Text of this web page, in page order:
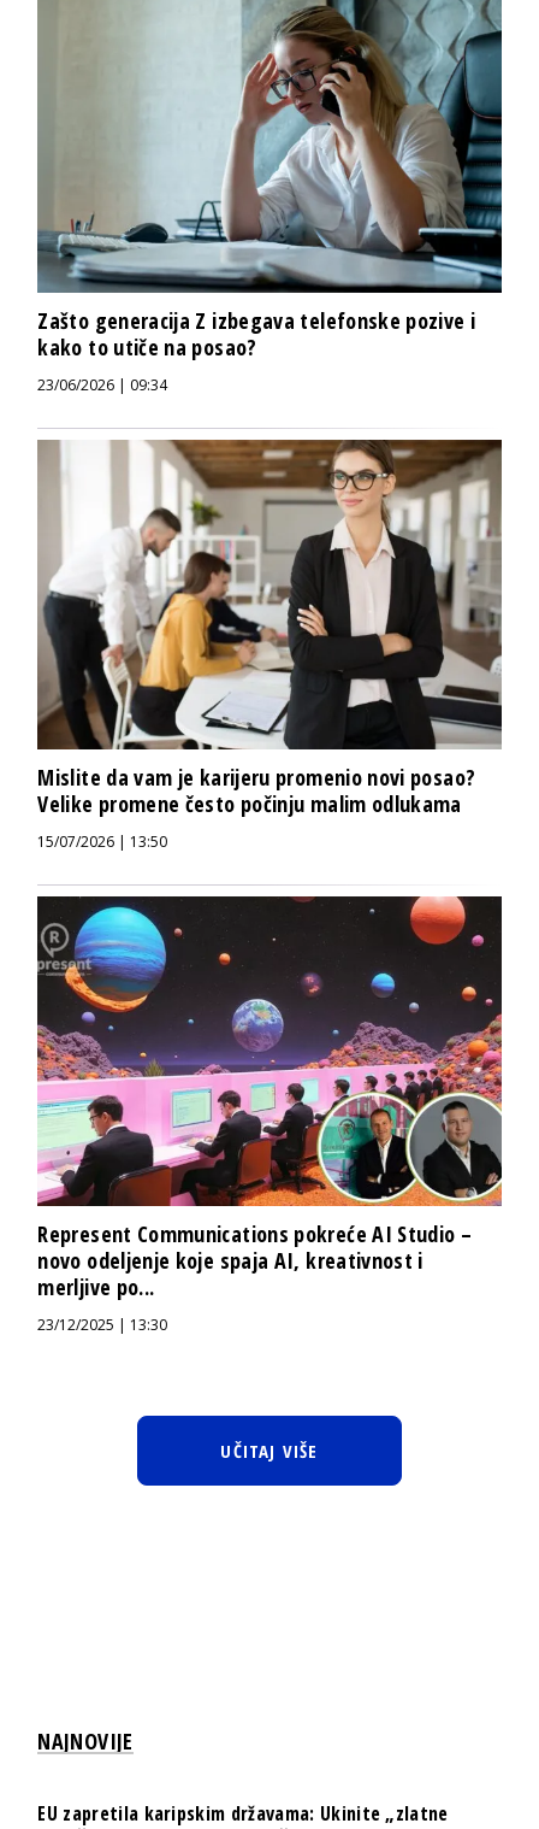
Zašto generacija Z izbegava telefonske pozive i
kako to utiče na posao?
23/06/2026 | 09:34
Mislite da vam je karijeru promenio novi posao?
Velike promene često počinju malim odlukama
15/07/2026 | 13:50
Represent Communications pokreće AI Studio –
novo odeljenje koje spaja AI, kreativnost i
merljive po...
23/12/2025 | 13:30
UČITAJ VIŠE
NAJNOVIJE
EU zapretila karipskim državama: Ukinite „zlatne